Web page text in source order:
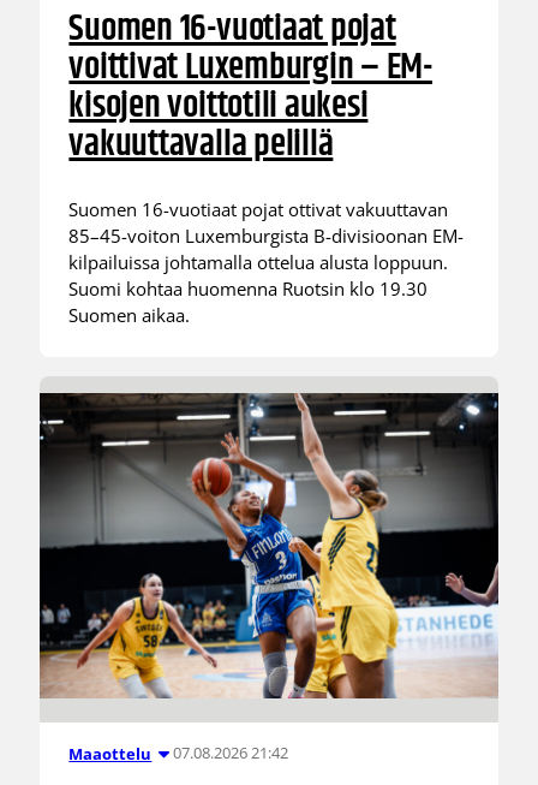
Suomen 16-vuotiaat pojat
voittivat Luxemburgin – EM-
kisojen voittotili aukesi
vakuuttavalla pelillä
Suomen 16-vuotiaat pojat ottivat vakuuttavan
85–45-voiton Luxemburgista B-divisioonan EM-
kilpailuissa johtamalla ottelua alusta loppuun.
Suomi kohtaa huomenna Ruotsin klo 19.30
Suomen aikaa.
Maaottelu 07.08.2026 21:42